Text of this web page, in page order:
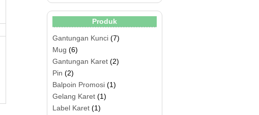
Produk
Gantungan Kunci (7)
Mug (6)
Gantungan Karet (2)
Pin (2)
Balpoin Promosi (1)
Gelang Karet (1)
Label Karet (1)